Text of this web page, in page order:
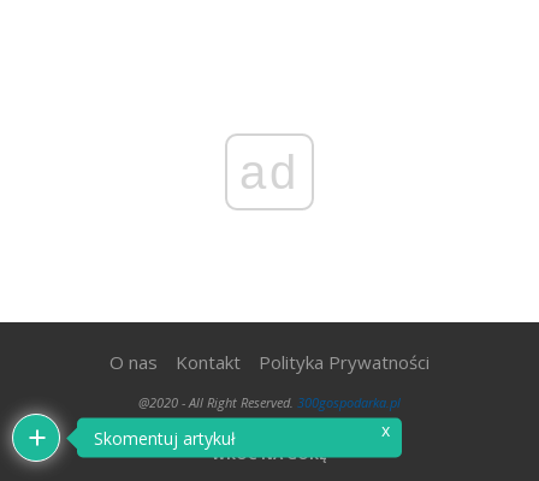
ad
O nas Kontakt Polityka Prywatności
@2020 - All Right Reserved. 300gospodarka.pl
WRÓĆ NA GÓRĘ
Skomentuj artykuł x